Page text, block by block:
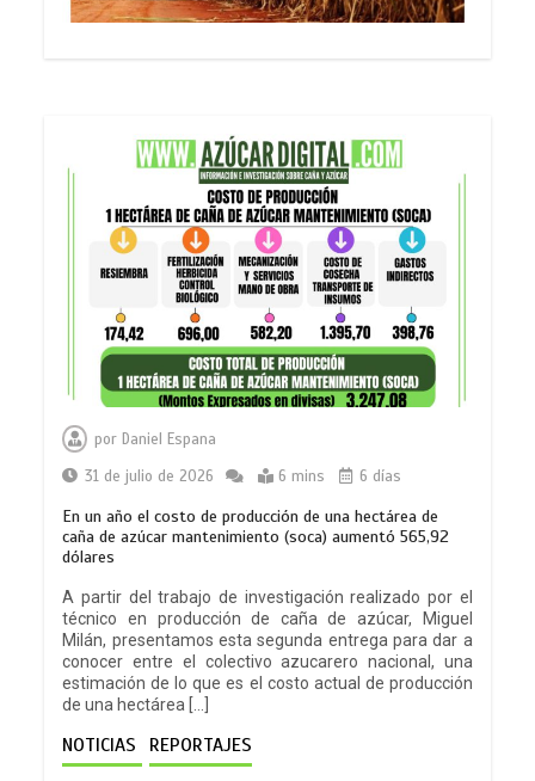
porDaniel Espana
31 de julio de 2026
6 mins 6 días
En un año el costo de producción de una hectárea de
caña de azúcar mantenimiento (soca) aumentó 565,92
dólares
A partir del trabajo de investigación realizado por el
técnico en producción de caña de azúcar, Miguel
Milán, presentamos esta segunda entrega para dar a
conocer entre el colectivo azucarero nacional, una
estimación de lo que es el costo actual de producción
de una hectárea […]
NOTICIAS REPORTAJES